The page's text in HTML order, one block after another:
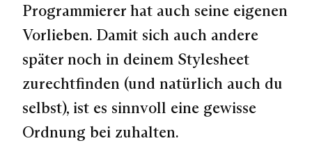
Programmierer hat auch seine eigenen
Vorlieben. Damit sich auch andere
später noch in deinem Stylesheet
zurechtfinden (und natürlich auch du
selbst), ist es sinnvoll eine gewisse
Ordnung bei zuhalten.